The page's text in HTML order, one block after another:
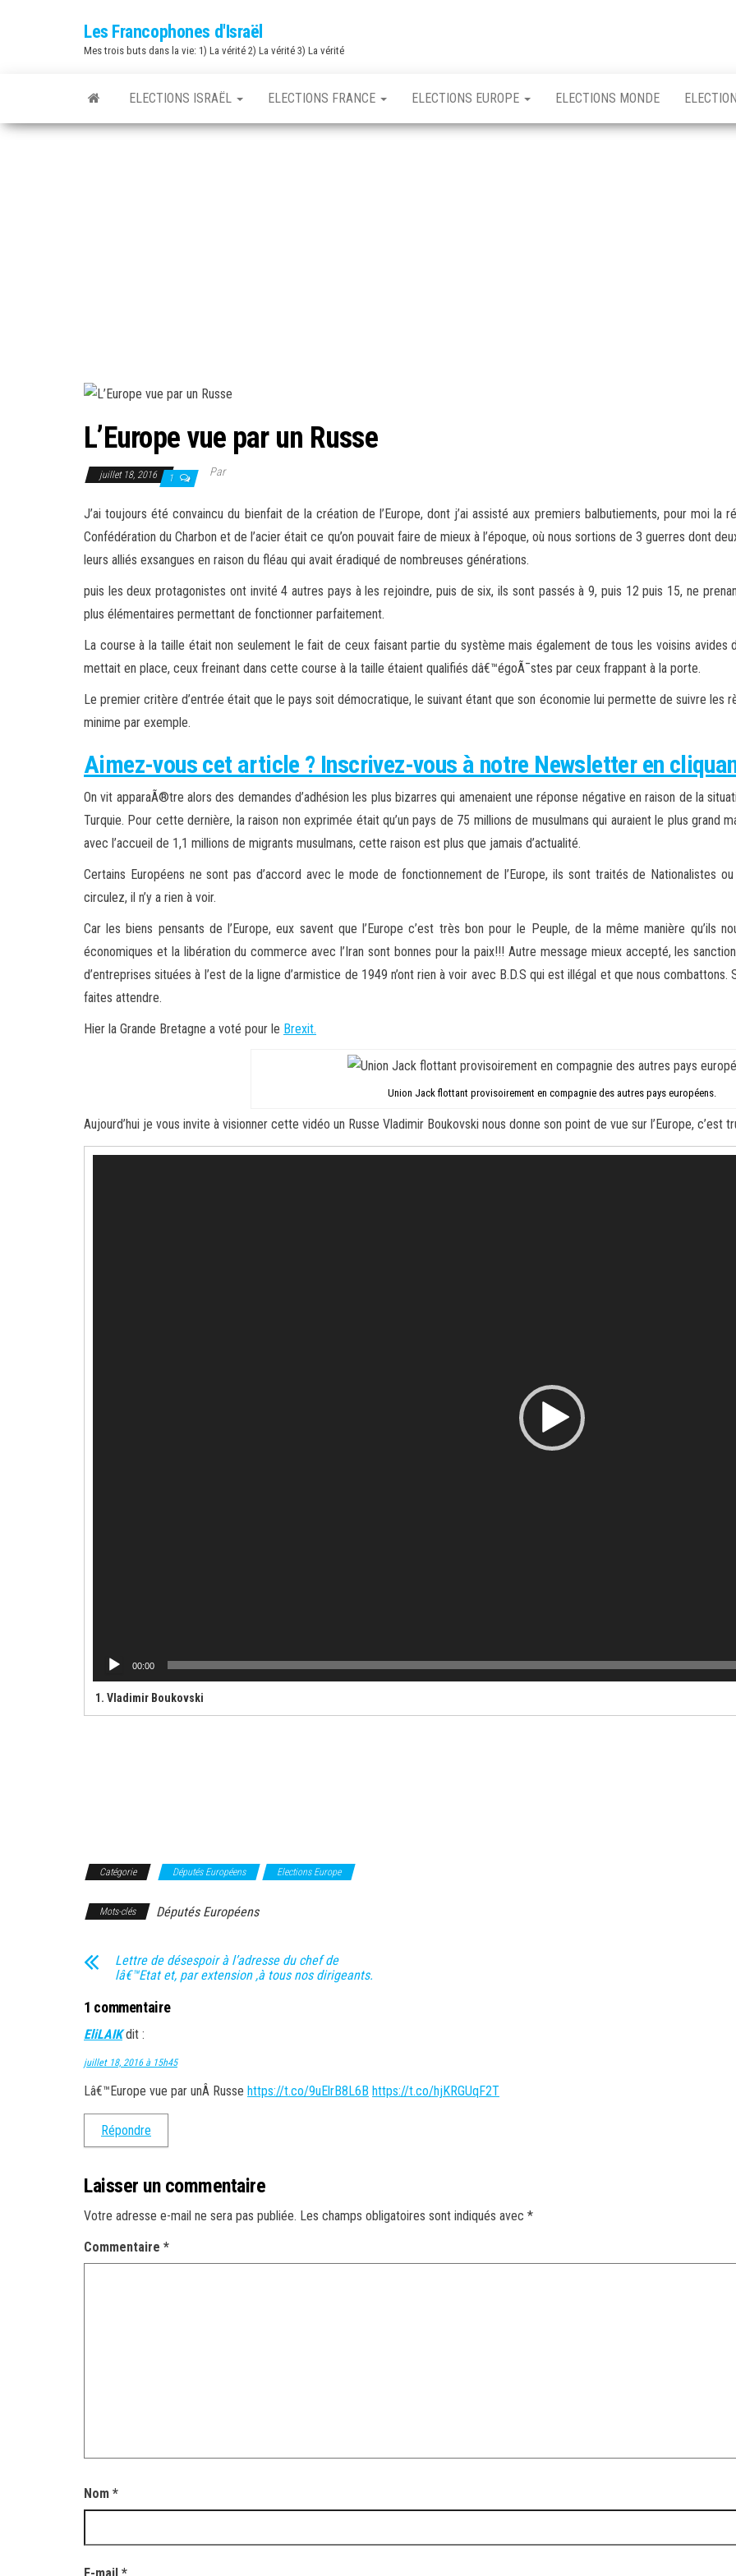
Les Francophones d'Israël
Mes trois buts dans la vie: 1) La vérité 2) La vérité 3) La vérité
ELECTIONS ISRAËL ELECTIONS FRANCE ELECTIONS EUROPE ELECTIONS MONDE
L’Europe vue par un Russe
juillet 18, 2016 1 Par
J’ai toujours été convaincu du bienfait de la création de l’Europe, dont j’ai assisté aux premiers balbutiements, pour moi la
Confédération du Charbon et de l’acier était ce qu’on pouvait faire de mieux à l’époque, où nous sortions de 3 guerres dont
leurs alliés exsangues en raison du fléau qui avait éradiqué de nombreuses générations.
puis les deux protagonistes ont invité 4 autres pays à les rejoindre, puis de six, ils sont passés à 9, puis 12 puis 15, ne
plus élémentaires permettant de fonctionner parfaitement.
La course à la taille était non seulement le fait de ceux faisant partie du système mais également de tous les voisins avides
mettait en place, ceux freinant dans cette course à la taille étaient qualifiés dâ€™égoÃ¯stes par ceux frappant à la porte.
Le premier critère d’entrée était que le pays soit démocratique, le suivant étant que son économie lui permette de suivre les
minime par exemple.
Aimez-vous cet article ? Inscrivez-vous à notre Newsletter en
On vit apparaÃ®tre alors des demandes d’adhésion les plus bizarres qui amenaient une réponse négative en raison de la
Turquie. Pour cette dernière, la raison non exprimée était qu’un pays de 75 millions de musulmans qui auraient le plus grand
avec l’accueil de 1,1 millions de migrants musulmans, cette raison est plus que jamais d’actualité.
Certains Européens ne sont pas d’accord avec le mode de fonctionnement de l’Europe, ils sont traités de Nationalistes
circulez, il n’y a rien à voir.
Car les biens pensants de l’Europe, eux savent que l’Europe c’est très bon pour le Peuple, de la même manière qu’ils
économiques et la libération du commerce avec l’Iran sont bonnes pour la paix!!! Autre message mieux accepté, les
d’entreprises situées à l’est de la ligne d’armistice de 1949 n’ont rien à voir avec B.D.S qui est illégal et que nous
faites attendre.
Hier la Grande Bretagne a voté pour le Brexit.
Union Jack flottant provisoirement en compagnie des autres pays européens.
Aujourd’hui je vous invite à visionner cette vidéo un Russe Vladimir Boukovski nous donne son point de vue sur l’Europe, c’est
00:00
1. Vladimir Boukovski
Catégorie Députés Européens Elections Europe
Mots-clés Députés Européens
Lettre de désespoir à l’adresse du chef de
lâ€™Etat et, par extension ,à tous nos dirigeants.
1 commentaire
EliLAIK dit :
juillet 18, 2016 à 15h45
Lâ€™Europe vue par unÂ Russe https://t.co/9uElrB8L6B https://t.co/hjKRGUqF2T
Répondre
Laisser un commentaire
Votre adresse e-mail ne sera pas publiée. Les champs obligatoires sont indiqués avec *
Commentaire *
Nom *